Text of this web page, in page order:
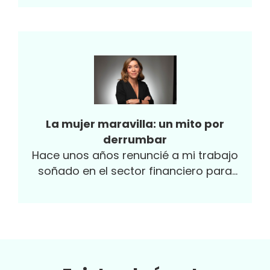
La mujer maravilla: un mito por
derrumbar
Hace unos años renuncié a mi trabajo
soñado en el sector financiero para
me empujó a dejar mi empleo. Con el